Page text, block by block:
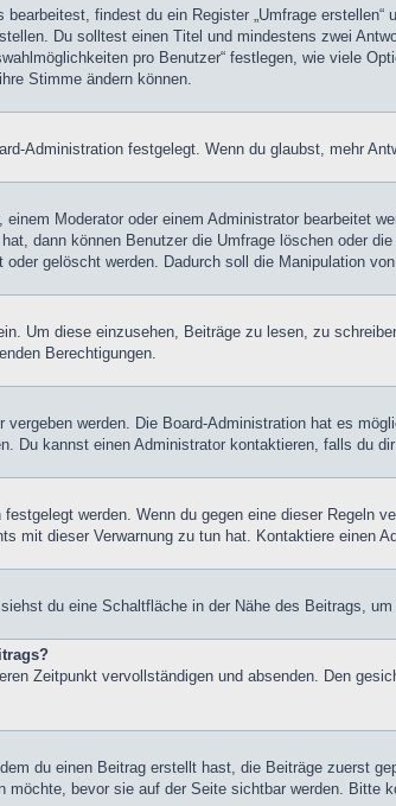
findest du ein Register „Umfrage
Du solltest einen Titel und mindestens zwei
pro Benutzer“ festlegen, wie viele
Stimme ändern können.
Administration festgelegt. Wenn du glaubst, mehr
Moderator oder einem Administrator bearbeitet
dann können Benutzer die Umfrage löschen oder
gelöscht werden. Dadurch soll die Manipulation
Um diese einzusehen, Beiträge zu lesen, zu
Berechtigungen.
werden. Die Board-Administration hat es
Du kannst einen Administrator kontaktieren, falls du
werden. Wenn du gegen eine dieser
mit dieser Verwarnung zu tun hat. Kontaktiere einen
du eine Schaltfläche in der Nähe des Beitrags,
Zeitpunkt vervollständigen und absenden. Den
du einen Beitrag erstellt hast, die Beiträge zuerst
bevor sie auf der Seite sichtbar werden. Bitte